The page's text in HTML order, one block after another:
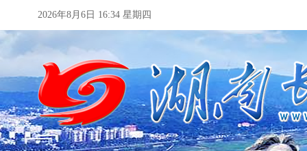
2026年8月6日 16:34 星期四